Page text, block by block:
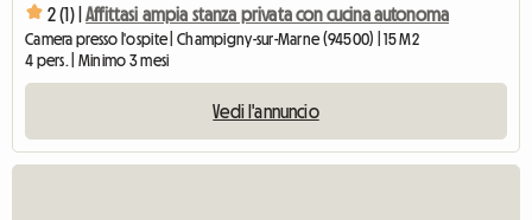
2 (1) | Affittasi ampia stanza privata con cucina autonoma
Camera presso l'ospite | Champigny-sur-Marne (94500) | 15 M2
4 pers. | Minimo 3 mesi
Vedi l'annuncio